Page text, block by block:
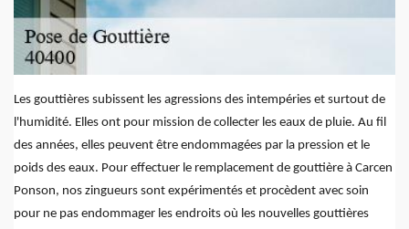
Les gouttières subissent les agressions des intempéries et surtout de
l'humidité. Elles ont pour mission de collecter les eaux de pluie. Au fil
des années, elles peuvent être endommagées par la pression et le
poids des eaux. Pour effectuer le remplacement de gouttière à Carcen
Ponson, nos zingueurs sont expérimentés et procèdent avec soin
pour ne pas endommager les endroits où les nouvelles gouttières